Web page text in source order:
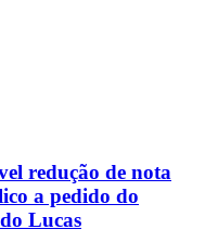
redução de nota
a pedido do
Lucas